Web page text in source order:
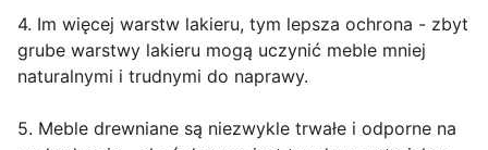
4. Im więcej warstw lakieru, tym lepsza ochrona - zbyt
grube warstwy lakieru mogą uczynić meble mniej
naturalnymi i trudnymi do naprawy.
5. Meble drewniane są niezwykle trwałe i odporne na